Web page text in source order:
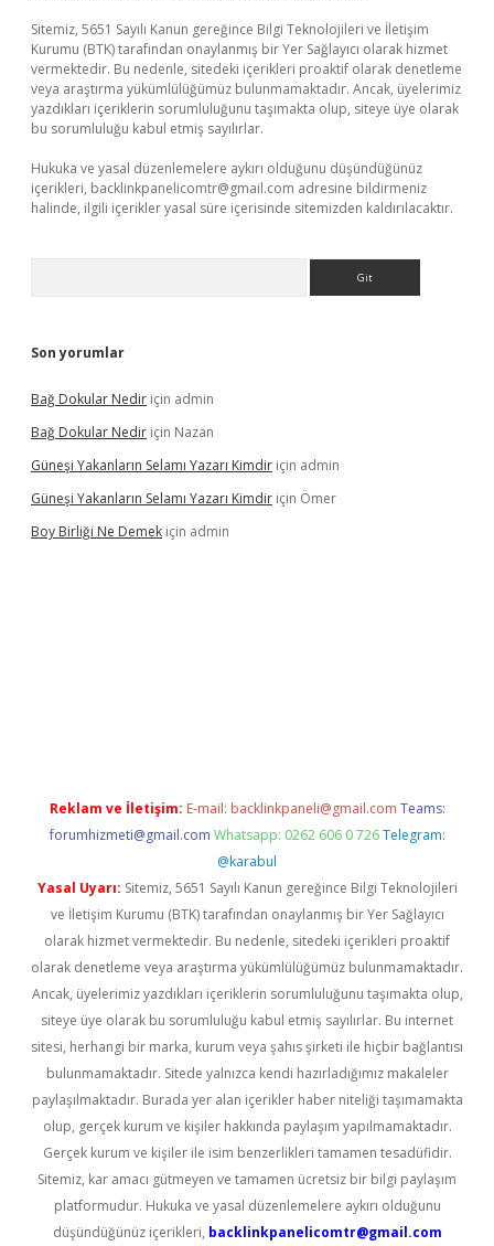
Sitemiz, 5651 Sayılı Kanun gereğince Bilgi Teknolojileri ve İletişim
Kurumu (BTK) tarafından onaylanmış bir Yer Sağlayıcı olarak hizmet
vermektedir. Bu nedenle, sitedeki içerikleri proaktif olarak denetleme
veya araştırma yükümlülüğümüz bulunmamaktadır. Ancak, üyelerimiz
yazdıkları içeriklerin sorumluluğunu taşımakta olup, siteye üye olarak
bu sorumluluğu kabul etmiş sayılırlar.
Hukuka ve yasal düzenlemelere aykırı olduğunu düşündüğünüz
içerikleri, backlinkpanelicomtr@gmail.com adresine bildirmeniz
halinde, ilgili içerikler yasal süre içerisinde sitemizden kaldırılacaktır.
Son yorumlar
Bağ Dokular Nedir için admin
Bağ Dokular Nedir için Nazan
Güneşi Yakanların Selamı Yazarı Kimdir için admin
Güneşi Yakanların Selamı Yazarı Kimdir için Ömer
Boy Birliği Ne Demek için admin
Reklam ve İletişim: E-mail: backlinkpaneli@gmail.com Teams:
forumhizmeti@gmail.com Whatsapp: 0262 606 0 726 Telegram:
@karabul
Yasal Uyarı: Sitemiz, 5651 Sayılı Kanun gereğince Bilgi Teknolojileri
ve İletişim Kurumu (BTK) tarafından onaylanmış bir Yer Sağlayıcı
olarak hizmet vermektedir. Bu nedenle, sitedeki içerikleri proaktif
olarak denetleme veya araştırma yükümlülüğümüz bulunmamaktadır.
Ancak, üyelerimiz yazdıkları içeriklerin sorumluluğunu taşımakta olup,
siteye üye olarak bu sorumluluğu kabul etmiş sayılırlar. Bu internet
sitesi, herhangi bir marka, kurum veya şahıs şirketi ile hiçbir bağlantısı
bulunmamaktadır. Sitede yalnızca kendi hazırladığımız makaleler
paylaşılmaktadır. Burada yer alan içerikler haber niteliği taşımamakta
olup, gerçek kurum ve kişiler hakkında paylaşım yapılmamaktadır.
Gerçek kurum ve kişiler ile isim benzerlikleri tamamen tesadüfidir.
Sitemiz, kar amacı gütmeyen ve tamamen ücretsiz bir bilgi paylaşım
platformudur. Hukuka ve yasal düzenlemelere aykırı olduğunu
düşündüğünüz içerikleri, backlinkpanelicomtr@gmail.com